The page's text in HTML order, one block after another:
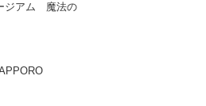
ジアム 魔法の